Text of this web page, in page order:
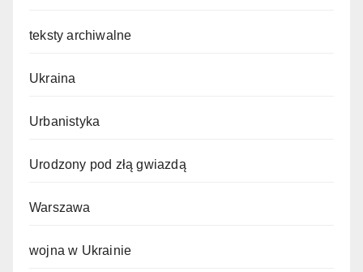
teksty archiwalne
Ukraina
Urbanistyka
Urodzony pod złą gwiazdą
Warszawa
wojna w Ukrainie